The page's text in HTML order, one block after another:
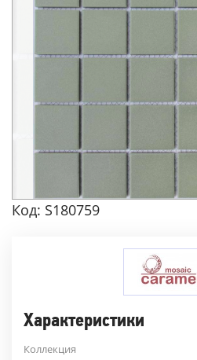
Код: S180759
Характеристики
Коллекция